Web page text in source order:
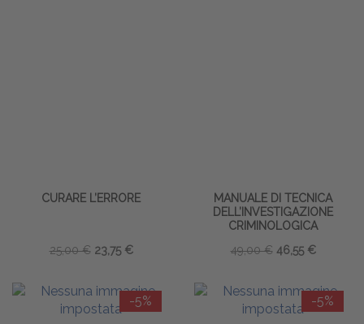
CURARE L’ERRORE
25,00 € 23,75 €
MANUALE DI TECNICA
DELL’INVESTIGAZIONE
CRIMINOLOGICA
49,00 € 46,55 €
-5% -5%